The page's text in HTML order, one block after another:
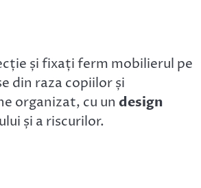
și fixați ferm mobilierul pe
din raza copiilor și
organizat, cu un design
și a riscurilor.